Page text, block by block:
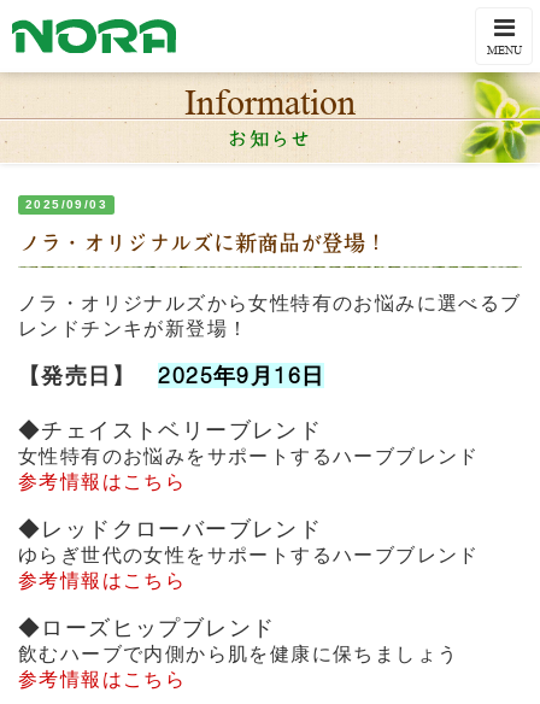
MENU
Information
お知らせ
2025/09/03
ノラ・オリジナルズに新商品が登場！
ノラ・オリジナルズから女性特有のお悩みに選べるブ
レンドチンキが新登場！
【発売日】2025年9月16日
◆チェイストベリーブレンド
女性特有のお悩みをサポートするハーブブレンド
参考情報はこちら
◆レッドクローバーブレンド
ゆらぎ世代の女性をサポートするハーブブレンド
参考情報はこちら
◆ローズヒップブレンド
飲むハーブで内側から肌を健康に保ちましょう
参考情報はこちら